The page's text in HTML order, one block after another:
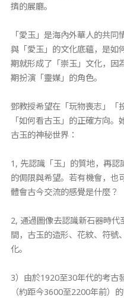
擠的展廳。
「愛玉」是海內外華人的共同
與「愛玉」的文化底蘊，是如
期就形成了「崇玉」文化，因
期扮演「靈媒」的角色。
鄧教授希望在「玩物喪志」「
「如何看古玉」的正確方向
古玉的神秘世界：
1, 先認識「玉」的質地，再
的侷限與希望。若有機會，也
體會古今交流的感覺是什麼？
2, 通過圖像去認識新石器時
間，古玉的造形、花紋、符號
化。
3）由於1920至30年代的考古
（約距今3600至2200年前）